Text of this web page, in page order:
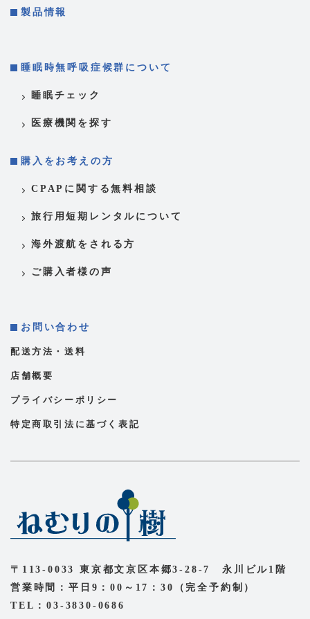
製品情報
睡眠時無呼吸症候群について
睡眠チェック
医療機関を探す
購入をお考えの方
CPAPに関する無料相談
旅行用短期レンタルについて
海外渡航をされる方
ご購入者様の声
お問い合わせ
配送方法・送料
店舗概要
プライバシーポリシー
特定商取引法に基づく表記
〒113-0033 東京都文京区本郷3-28-7 永川ビル1階
営業時間：平日9：00～17：30（完全予約制）
TEL：03-3830-0686